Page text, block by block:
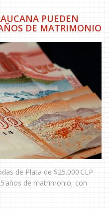
PUEDEN
DE MATRIMONIO
de Plata de $25.000 CLP
años de matrimonio, con